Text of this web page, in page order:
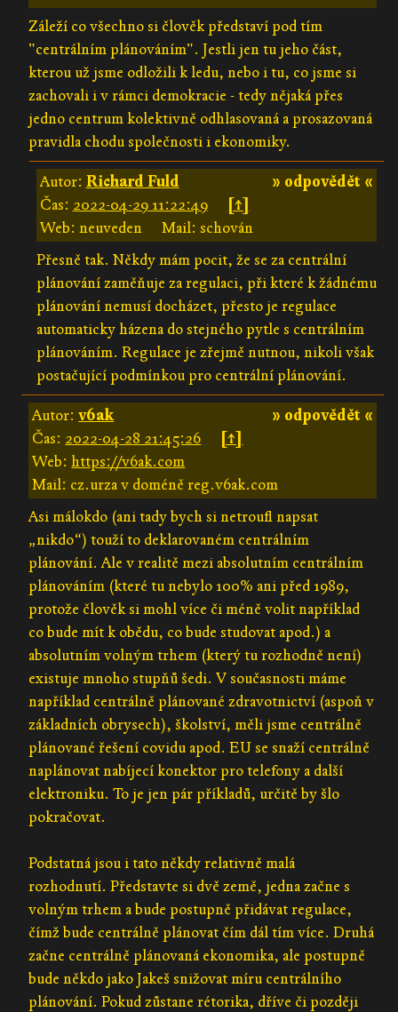
Záleží co všechno si člověk představí pod tím
"centrálním plánováním". Jestli jen tu jeho část,
kterou už jsme odložili k ledu, nebo i tu, co jsme si
zachovali i v rámci demokracie - tedy nějaká přes
jedno centrum kolektivně odhlasovaná a prosazovaná
pravidla chodu společnosti i ekonomiky.
» odpovědět «
Autor: Richard Fuld
Čas: 2022-04-29 11:22:49
[↑]
Web: neuveden
Mail: schován
Přesně tak. Někdy mám pocit, že se za centrální
plánování zaměňuje za regulaci, při které k žádnému
plánování nemusí docházet, přesto je regulace
automaticky házena do stejného pytle s centrálním
plánováním. Regulace je zřejmě nutnou, nikoli však
postačující podmínkou pro centrální plánování.
» odpovědět «
Autor:v6ak
Čas: 2022-04-28 21:45:26
[↑]
Web:https://v6ak.com
Mail: cz.urza v doméně reg.v6ak.com
Asi málokdo (ani tady bych si netroufl napsat
„nikdo“) touží to deklarovaném centrálním
plánování. Ale v realitě mezi absolutním centrálním
plánováním (které tu nebylo 100% ani před 1989,
protože člověk si mohl více či méně volit například
co bude mít k obědu, co bude studovat apod.) a
absolutním volným trhem (který tu rozhodně není)
existuje mnoho stupňů šedi. V současnosti máme
například centrálně plánované zdravotnictví (aspoň v
základních obrysech), školství, měli jsme centrálně
plánované řešení covidu apod. EU se snaží centrálně
naplánovat nabíjecí konektor pro telefony a další
elektroniku. To je jen pár příkladů, určitě by šlo
pokračovat.
Podstatná jsou i tato někdy relativně malá
rozhodnutí. Představte si dvě země, jedna začne s
volným trhem a bude postupně přidávat regulace,
čímž bude centrálně plánovat čím dál tím více. Druhá
začne centrálně plánovaná ekonomika, ale postupně
bude někdo jako Jakeš snižovat míru centrálního
plánování. Pokud zůstane rétorika, dříve či později